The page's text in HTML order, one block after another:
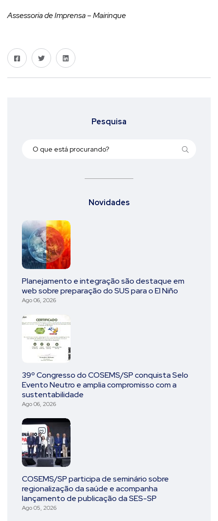
Assessoria de Imprensa – Mairinque
Pesquisa
Novidades
Planejamento e integração são destaque em
web sobre preparação do SUS para o El Niño
Ago 06, 2026
39º Congresso do COSEMS/SP conquista Selo
Evento Neutro e amplia compromisso com a
sustentabilidade
Ago 06, 2026
COSEMS/SP participa de seminário sobre
regionalização da saúde e acompanha
lançamento de publicação da SES-SP
Ago 05, 2026